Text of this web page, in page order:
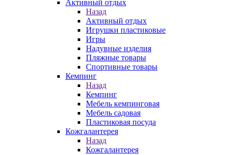
Активный отдых
Назад
Активный отдых
Игрушки пластиковые
Игры
Надувные изделия
Пляжные товары
Спортивные товары
Кемпинг
Назад
Кемпинг
Мебель кемпинговая
Мебель садовая
Пластиковая посуда
Кожгалантерея
Назад
Кожгалантерея